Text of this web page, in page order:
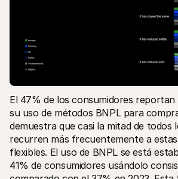
El 47% de los consumidores
su uso de métodos BNPL para
demuestra que casi la mitad de todos
recurren más frecuentemente a
flexibles. El uso de BNPL se está
41% de consumidores usándolo